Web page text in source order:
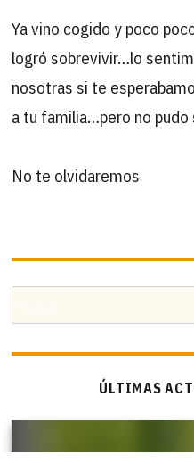
Ya vino cogido y poco
logró sobrevivir…lo
nosotras si te
a tu familia…pero no pudo
No te olvidaremos
por:
ÚLTIMAS